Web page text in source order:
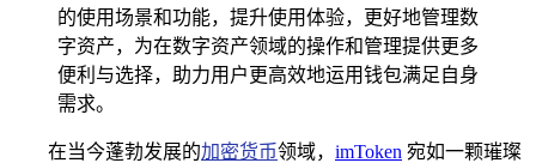
的使用场景和功能，提升使用体验，更好地管理数
字资产，为在数字资产领域的操作和管理提供更多
便利与选择，助力用户更高效地运用钱包满足自身
需求。
在当今蓬勃发展的加密货币领域， imToken 宛如一颗璀璨